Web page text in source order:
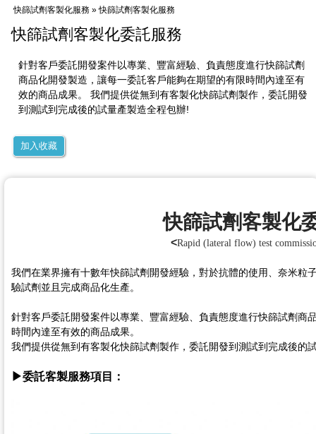
快篩試劑客製化服務 » 快篩試劑客製化服務
快篩試劑客製化委託服務
針對客戶委託開發案件以專業、豐富經驗、負責態度進行快篩試劑
商品化開發製造，讓每一委託客戶能夠在期望的有限時間內達至有
效的商品成果。 我們提供從無到有客製化快篩試劑製作，委託開發
到測試到完成後的試量產製造全程包辦!
加入收藏
快篩試劑客製化
<Rapid (lateral flow) test
我們在業界擁有十數年快篩試劑開發經驗，對於抗體的使用、奈米粒
驗試劑並且完成商品化生產。
針對客戶委託開發案件以專業、豐富經驗、負責態度進行快篩試劑商
時間內達至有效的商品成果。
我們提供從無到有客製化快篩試劑製作，委託開發到測試到完成後的
▶委託客製服務項目：